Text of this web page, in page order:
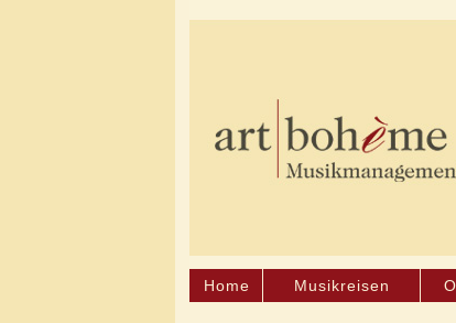
Home Musikreisen